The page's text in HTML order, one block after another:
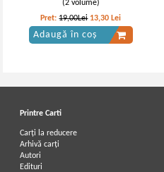
(2 volume)
Pret:19,00Lei 13,30 Lei
Adaugă în coș
Printre Carti
Carți la reducere
Arhivă carți
Autori
Edituri